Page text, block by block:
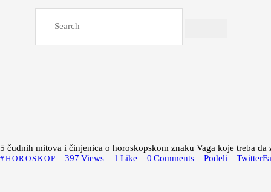
5 čudnih mitova i činjenica o horoskopskom znaku Vaga koje treba
HOROSKOP 397 Views 1 Like 0 Comments Podeli Twitter